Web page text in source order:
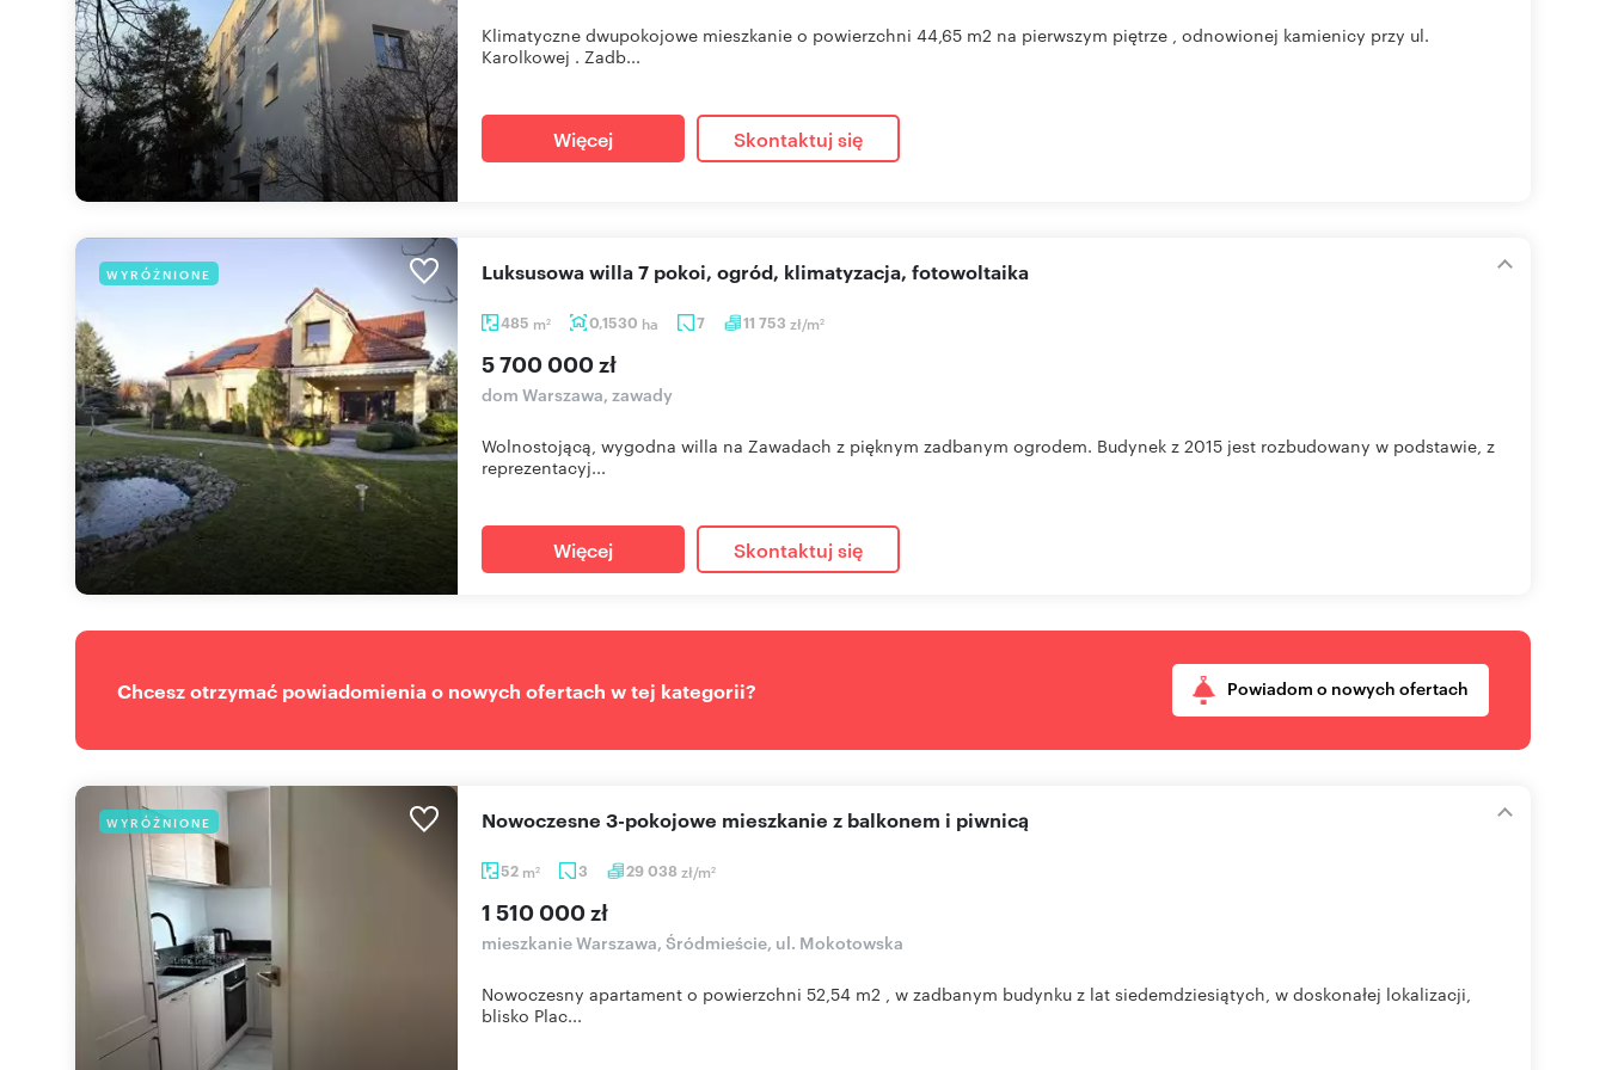
Klimatyczne dwupokojowe mieszkanie o powierzchni 44,65 m2 na pierwszym piętrze , odnowionej kamienicy przy ul.
Karolkowej . Zadb...
Więcej Skontaktuj się
WYRÓŻNIONE
485 m2 0,1530 ha 7 11 753 zł/m2
Luksusowa willa 7 pokoi, ogród, klimatyzacja, fotowoltaika
5 700 000 zł
dom Warszawa, zawady
Wolnostojącą, wygodna willa na Zawadach z pięknym zadbanym ogrodem. Budynek z 2015 jest rozbudowany w podstawie, z
reprezentacyj...
Więcej Skontaktuj się
Chcesz otrzymać powiadomienia o nowych ofertach w tej kategorii? Powiadom o nowych ofertach
WYRÓŻNIONE
52 m2 3 29 038 zł/m2
Nowoczesne 3-pokojowe mieszkanie z balkonem i piwnicą
1 510 000 zł
mieszkanie Warszawa, Śródmieście, ul. Mokotowska
Nowoczesny apartament o powierzchni 52,54 m2 , w zadbanym budynku z lat siedemdziesiątych, w doskonałej lokalizacji,
blisko Plac...